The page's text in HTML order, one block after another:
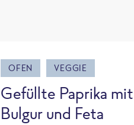
OFEN VEGGIE
Gefüllte Paprika mit
Bulgur und Feta